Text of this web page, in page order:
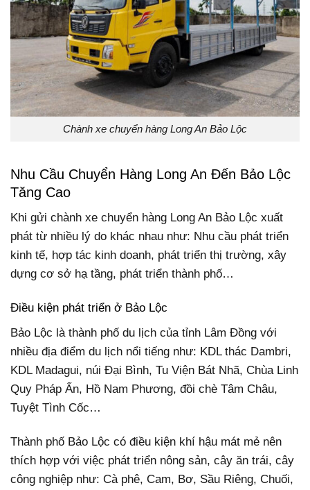
Chành xe chuyển hàng Long An Bảo Lộc
Nhu Cầu Chuyển Hàng Long An Đến Bảo Lộc
Tăng Cao
Khi gửi chành xe chuyển hàng Long An Bảo Lộc xuất
phát từ nhiều lý do khác nhau như: Nhu cầu phát triển
kinh tế, hợp tác kinh doanh, phát triển thị trường, xây
dựng cơ sở hạ tầng, phát triển thành phố…
Điều kiện phát triển ở Bảo Lộc
Bảo Lộc là thành phố du lịch của tỉnh Lâm Đồng với
nhiều địa điểm du lịch nổi tiếng như: KDL thác Dambri,
KDL Madagui, núi Đại Bình, Tu Viện Bát Nhã, Chùa Linh
Quy Pháp Ấn, Hồ Nam Phương, đồi chè Tâm Châu,
Tuyệt Tình Cốc…
Thành phố Bảo Lộc có điều kiện khí hậu mát mẻ nên
thích hợp với việc phát triển nông sản, cây ăn trái, cây
công nghiệp như: Cà phê, Cam, Bơ, Sầu Riêng, Chuối,